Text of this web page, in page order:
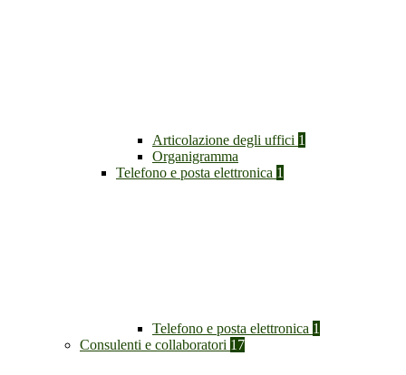
Articolazione degli uffici 1
Organigramma
Telefono e posta elettronica 1
Telefono e posta elettronica 1
Consulenti e collaboratori 17